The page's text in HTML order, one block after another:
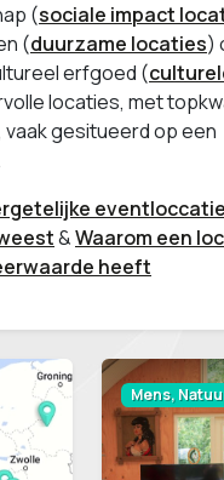
(sociale impact
(duurzame locaties)
erfgoed (
locaties, met
gesitueerd op een
&Waarom een
heeft
Mens,